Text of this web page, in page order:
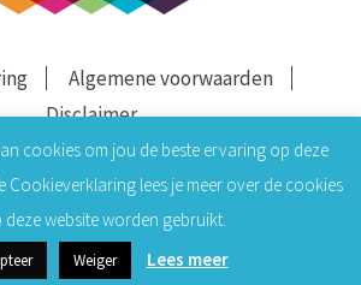
Algemene voorwaarden
Disclaimer
cookies om jou de beste ervaring op deze
Cookieverklaring lees je meer over de cookies
deze website worden gebruikt.
Weiger Lees meer